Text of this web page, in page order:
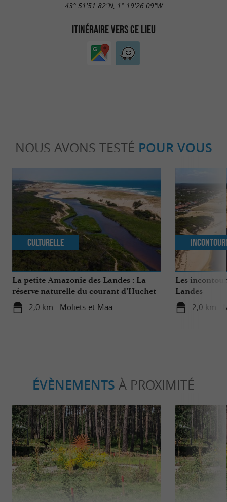
43° 51'51.82"N, 1° 19'26.09"W
ITINÉRAIRE VERS CE LIEU
NOUS AVONS TESTÉ POUR VOUS
La petite Amazonie des Landes : La
réserve naturelle du courant d’Huchet
2,0 km - Moliets-et-Maa
Culturelle
Les
Landes
2,0 km -
ÉVÈNEMENTS À PROXIMITÉ